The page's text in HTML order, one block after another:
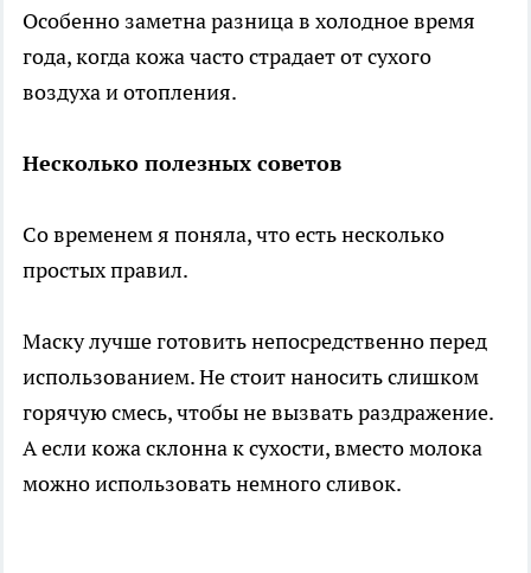
Особенно заметна разница в холодное время
года, когда кожа часто страдает от сухого
воздуха и отопления.
Несколько полезных советов
Со временем я поняла, что есть несколько
простых правил.
Маску лучше готовить непосредственно перед
использованием. Не стоит наносить слишком
горячую смесь, чтобы не вызвать раздражение.
А если кожа склонна к сухости, вместо молока
можно использовать немного сливок.